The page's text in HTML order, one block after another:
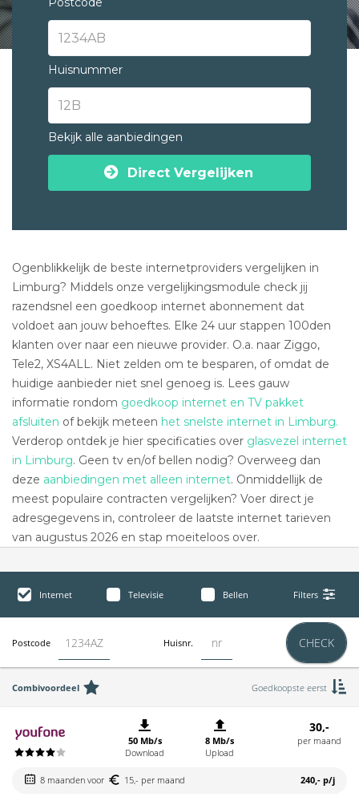
Huisnummer
Bekijk alle aanbiedingen
Direct Vergelijken
Ogenblikkelijk de beste internetproviders vergelijken in
Limburg? Middels onze vergelijkingsmodule check jij
razendsnel een goedkoop internet abonnement dat
voldoet aan jouw behoeftes. Elke 24 uur stappen 100den
klanten over naar een nieuwe provider. O.a. naar Ziggo,
Tele2, XS4ALL. Niet zelden om te besparen, of omdat de
huidige aanbieder niet snel genoeg is. Lees gauw
informatie rondom goedkoop internet en TV pakket
afsluiten of bekijk meteen het snelste internet in Limburg.
Verderop ontdek je hier specificaties over glasvezel internet
in Limburg. Geen tv en/of bellen nodig? Overweeg dan
deze aanbiedingen met alleen internet. Onmiddellijk de
meest populaire contracten vergelijken? Voer direct je
adresgegevens in, controleer de laatste internet tarieven
van augustus 2026 en stap moeiteloos over.
Internet Televisie Bellen Filters
Postcode Huisnr. CHECK
Combivoordeel Goedkoopste eerst
50 Mb/s
Download
8 Mb/s
Upload
30,-
per maand
8 maanden voor 15,- per maand 240,- p/j